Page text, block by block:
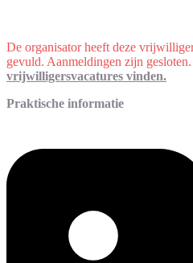
De organisator heeft deze
gevuld. Aanmeldingen zijn gesloten.
vrijwilligersvacatures vinden.
Praktische informatie